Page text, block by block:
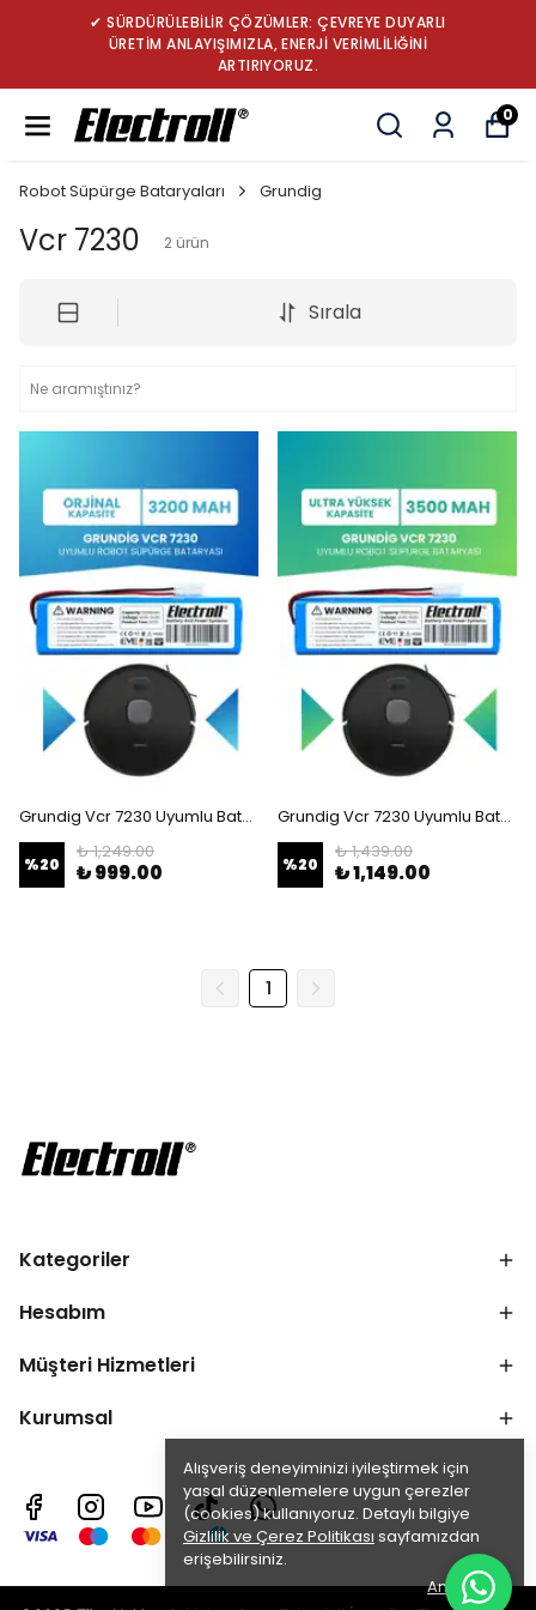
✔ SÜRDÜRÜLEBİLİR ÇÖZÜMLER: ÇEVREYE DUYARLI
ÜRETİM ANLAYIŞIMIZLA, ENERJİ VERİMLİLİĞİNİ
ARTIRIYORUZ.
0
Alışveriş deneyiminizi iyileştirmek için
yasal düzenlemelere uygun çerezler
(cookies) kullanıyoruz. Detaylı bilgiye
Gizlilik ve Çerez Politikası sayfamızdan
erişebilirsiniz.
Anladım
Robot Süpürge Bataryaları Grundig
Vcr 7230 2 ürün
Sırala
Grundig Vcr 7230 Uyumlu Batarya (STANDART KAPASİTE) 3200mah Robot Süpürge Bataryası
%20
₺ 1,249.00
₺ 999.00
Grundig Vcr 7230 Uyumlu Batarya (ULTRA YÜKSEK KAPASİTE) 3500mah Robot Süpürge Bataryası
%20
₺ 1,439.00
₺ 1,149.00
1
Kategoriler
Hesabım
Müşteri Hizmetleri
Kurumsal